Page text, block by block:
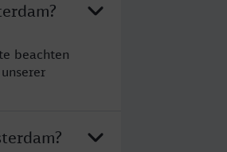
beachten